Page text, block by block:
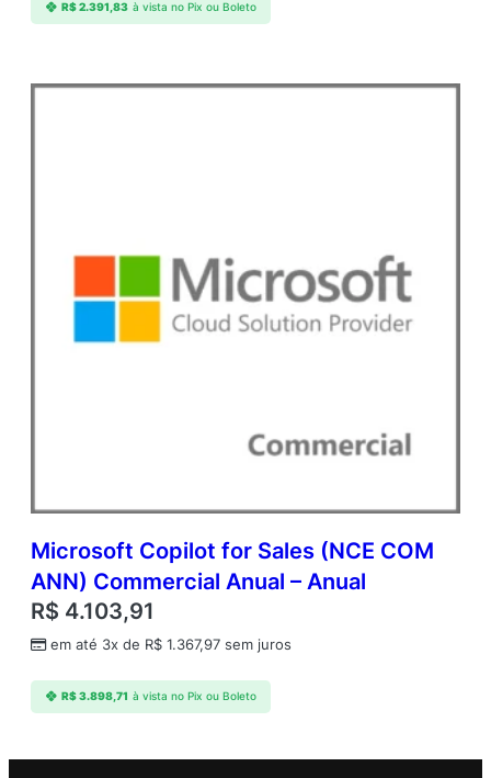
R$2.391,83 à vista no Pix ou Boleto
Microsoft Copilot for Sales (NCE COM
ANN) Commercial Anual – Anual
R$ 4.103,91
em até 3x de R$ 1.367,97 sem juros
R$3.898,71 à vista no Pix ou Boleto